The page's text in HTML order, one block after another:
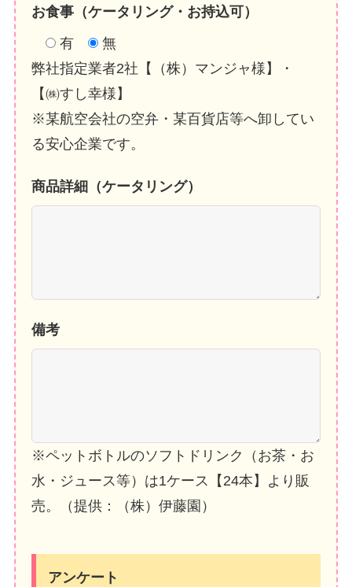
お食事（ケータリング・お持込可）
有
無
弊社指定業者2社【（株）マンジャ様】・
【㈱すし幸様】
※某航空会社の空弁・某百貨店等へ卸してい
る安心企業です。
商品詳細（ケータリング）
備考
※ペットボトルのソフトドリンク（お茶・お
水・ジュース等）は1ケース【24本】より販
売。（提供：（株）伊藤園）
アンケート